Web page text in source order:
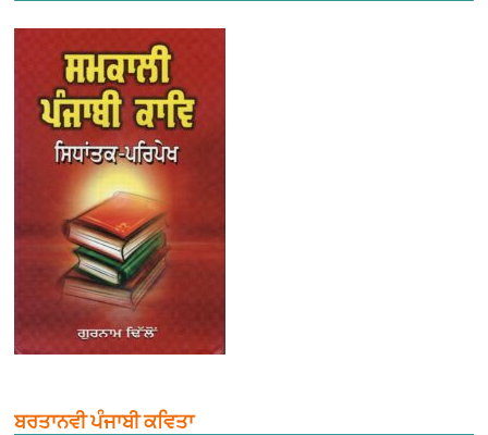
ਬਰਤਾਨਵੀ ਪੰਜਾਬੀ ਕਵਿਤਾ